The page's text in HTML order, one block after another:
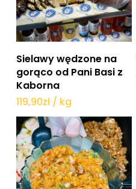
Dodaj do koszyka
Sielawy wędzone na
gorąco od Pani Basi z
Kaborna
119,90zł / kg